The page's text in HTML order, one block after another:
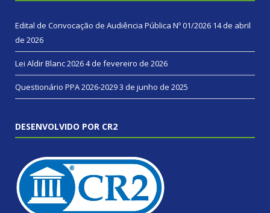
Edital de Convocação de Audiência Pública Nº 01/2026 14 de abril
de 2026
Lei Aldir Blanc 20264 de fevereiro de 2026
Questionário PPA 2026-20293 de junho de 2025
DESENVOLVIDO POR CR2